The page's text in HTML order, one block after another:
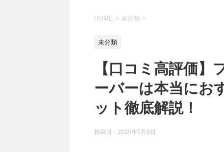
HOME > 未分類 >
未分類
【口コミ高評価
ーバーは本当にお
ット徹底解説！
投稿日： 2025年6月9日